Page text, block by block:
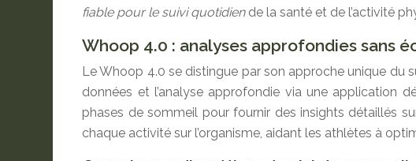
fiable pour le suivi quotidien de la santé et de l’activité
Whoop 4.0 : analyses approfondies sans
Le Whoop 4.0 se distingue par son approche unique du
données et l’analyse approfondie via une application
phases de sommeil pour fournir des insights détaillés
chaque activité sur l’organisme, aidant les athlètes à